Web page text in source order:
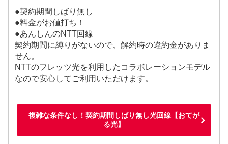
●契約期間しばり無し
●料金がお値打ち！
●あんしんのNTT回線
契約期間に縛りがないので、解約時の違約金がありま
せん。
NTTのフレッツ光を利用したコラボレーションモデル
なので安心してご利用いただけます。
複雑な条件なし！契約期間しばり無し光回線【おてが
る光】